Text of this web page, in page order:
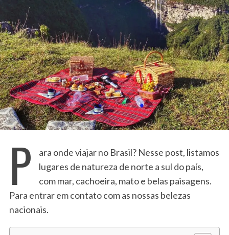
P
ara onde viajar no Brasil? Nesse post, listamos
lugares de natureza de norte a sul do país,
com mar, cachoeira, mato e belas paisagens.
Para entrar em contato com as nossas belezas
nacionais.